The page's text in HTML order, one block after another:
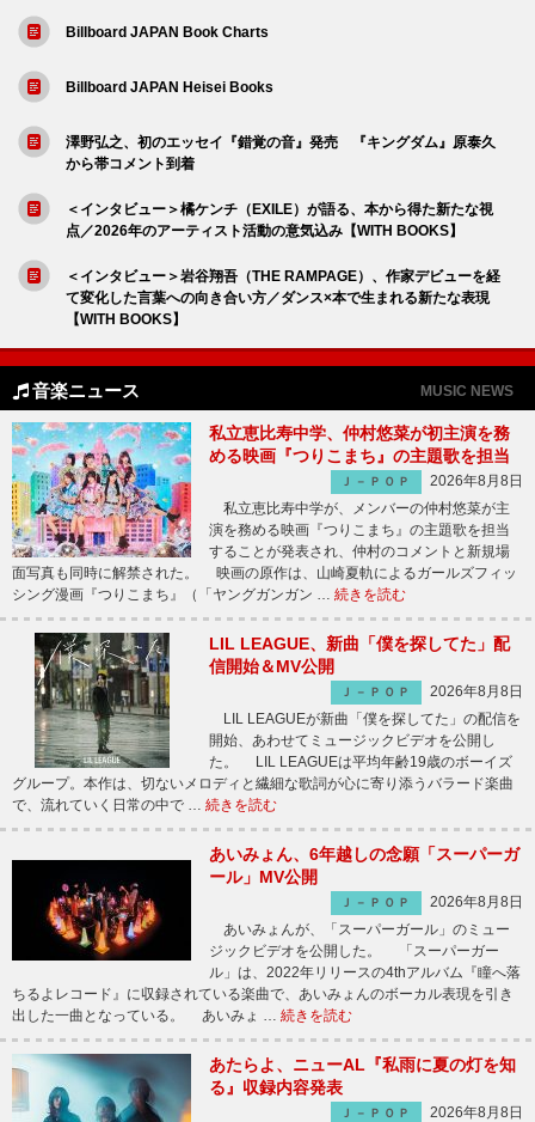
Billboard JAPAN Book Charts
Billboard JAPAN Heisei Books
澤野弘之、初のエッセイ『錯覚の音』発売 『キングダム』原泰久
から帯コメント到着
＜インタビュー＞橘ケンチ（EXILE）が語る、本から得た新たな視
点／2026年のアーティスト活動の意気込み【WITH BOOKS】
＜インタビュー＞岩谷翔吾（THE RAMPAGE）、作家デビューを経
て変化した言葉への向き合い方／ダンス×本で生まれる新たな表現
【WITH BOOKS】
音楽ニュース MUSIC NEWS
私立恵比寿中学、仲村悠菜が初主演を務
める映画『つりこまち』の主題歌を担当
Ｊ－ＰＯＰ
2026年8月8日
私立恵比寿中学が、メンバーの仲村悠菜が主
演を務める映画『つりこまち』の主題歌を担当
することが発表され、仲村のコメントと新規場
面写真も同時に解禁された。 映画の原作は、山崎夏軌によるガールズフィッ
シング漫画『つりこまち』（「ヤングガンガン … 続きを読む
LIL LEAGUE、新曲「僕を探してた」配
信開始＆MV公開
Ｊ－ＰＯＰ
2026年8月8日
LIL LEAGUEが新曲「僕を探してた」の配信を
開始、あわせてミュージックビデオを公開し
た。 LIL LEAGUEは平均年齢19歳のボーイズ
グループ。本作は、切ないメロディと繊細な歌詞が心に寄り添うバラード楽曲
で、流れていく日常の中で … 続きを読む
あいみょん、6年越しの念願「スーパーガ
ール」MV公開
Ｊ－ＰＯＰ
2026年8月8日
あいみょんが、「スーパーガール」のミュー
ジックビデオを公開した。 「スーパーガー
ル」は、2022年リリースの4thアルバム『瞳へ落
ちるよレコード』に収録されている楽曲で、あいみょんのボーカル表現を引き
出した一曲となっている。 あいみょ … 続きを読む
あたらよ、ニューAL『私雨に夏の灯を知
る』収録内容発表
Ｊ－ＰＯＰ
2026年8月8日